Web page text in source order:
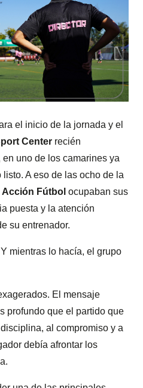
el inicio de la jornada y el
Center recién
uno de los camarines ya
A eso de las ocho de la
Acción Fútbol ocupaban sus
puesta y la atención
su entrenador.
mientras lo hacía, el grupo
El mensaje
profundo que el partido que
al compromiso y a
debía afrontar los